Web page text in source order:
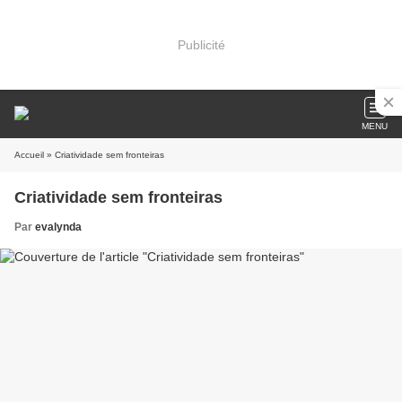
Publicité
MENU
Accueil » Criatividade sem fronteiras
Criatividade sem fronteiras
Par evalynda